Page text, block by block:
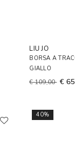
LIU JO
BORSA A
GIALLO
€ 109,00 €
40%